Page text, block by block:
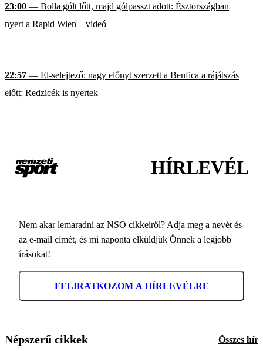
23:00 — Bolla gólt lőtt, majd gólpasszt adott: Észtországban
nyert a Rapid Wien – videó
22:57 — El-selejtező: nagy előnyt szerzett a Benfica a rájátszás
előtt; Redzicék is nyertek
HÍRLEVÉL
Nem akar lemaradni az NSO cikkeiről? Adja meg a nevét és
az e-mail címét, és mi naponta elküldjük Önnek a legjobb
írásokat!
FELIRATKOZOM A HÍRLEVÉLRE
Népszerű cikkek Összes hír